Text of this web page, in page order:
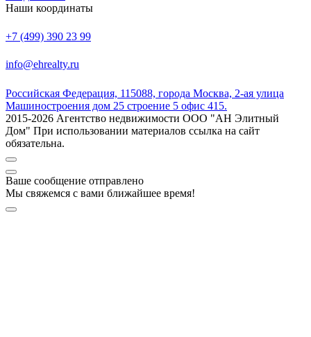
Наши координаты
+7 (499) 390 23 99
info@ehrealty.ru
Российская Федерация, 115088, города Москва, 2-ая улица
Машиностроения дом 25 строение 5 офис 415.
2015-2026 Агентство недвижимости ООО "АН Элитный
Дом" При использовании материалов ссылка на сайт
обязательна.
Ваше сообщение отправлено
Мы свяжемся с вами ближайшее время!